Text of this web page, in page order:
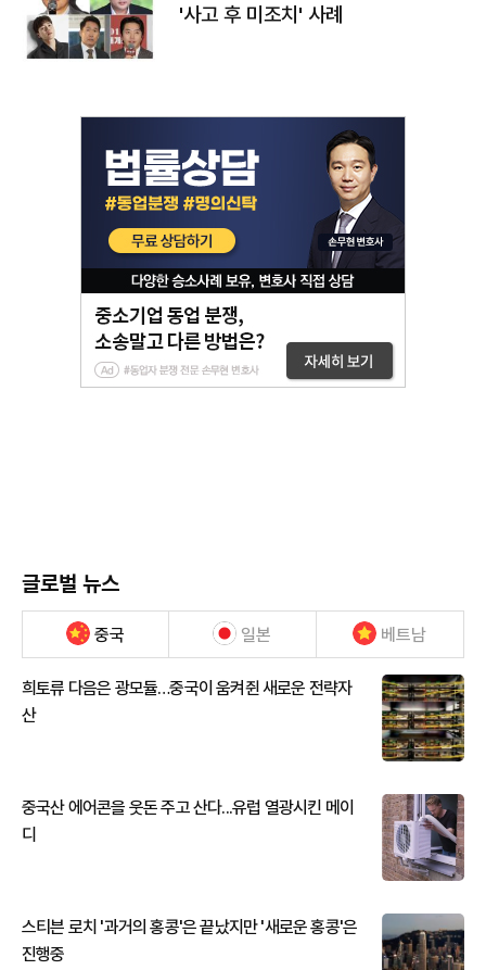
'사고 후 미조치' 사례
글로벌 뉴스
중국 일본 베트남
희토류 다음은 광모듈…중국이 움켜쥔 새로운 전략자
산
중국산 에어콘을 웃돈 주고 산다...유럽 열광시킨 메이
디
스티븐 로치 '과거의 홍콩'은 끝났지만 '새로운 홍콩'은
진행중